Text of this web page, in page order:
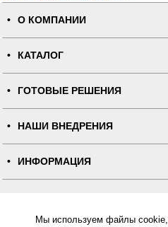
Мы используем файлы cookie,
О КОМПАНИИ
КАТАЛОГ
ГОТОВЫЕ РЕШЕНИЯ
НАШИ ВНЕДРЕНИЯ
ИНФОРМАЦИЯ